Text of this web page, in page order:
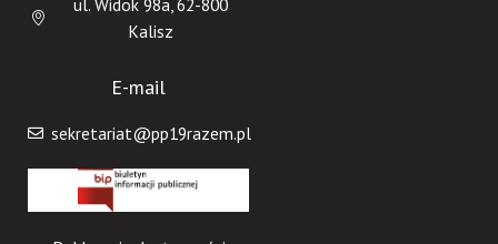
Kalisz
E-mail
sekretariat@pp19razem.pl